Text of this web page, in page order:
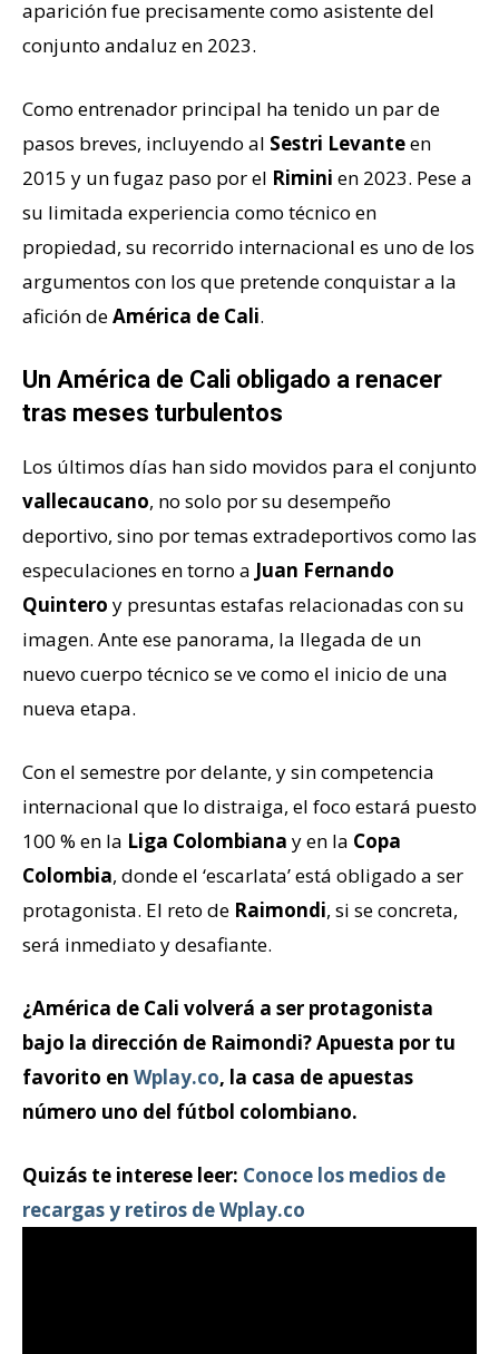
aparición fue precisamente como asistente del
conjunto andaluz en 2023.
Como entrenador principal ha tenido un par de
pasos breves, incluyendo al Sestri Levanteen
2015 y un fugaz paso por el Rimini en 2023. Pese a
su limitada experiencia como técnico en
propiedad, su recorrido internacional es uno de los
argumentos con los que pretende conquistar a la
afición deAmérica de Cali.
Un América de Cali obligado a renacer
tras meses turbulentos
Los últimos días han sido movidos para el conjunto
vallecaucano, no solo por su desempeño
deportivo, sino por temas extradeportivos como las
especulaciones en torno a Juan Fernando
Quintero y presuntas estafas relacionadas con su
imagen. Ante ese panorama, la llegada de un
nuevo cuerpo técnico se ve como el inicio de una
nueva etapa.
Con el semestre por delante, y sin competencia
internacional que lo distraiga, el foco estará puesto
100 % en la Liga Colombiana y en la Copa
Colombia, donde el ‘escarlata’ está obligado a ser
protagonista. El reto de Raimondi, si se concreta,
será inmediato y desafiante.
¿América de Cali volverá a ser protagonista
bajo la dirección de Raimondi? Apuesta por tu
favorito en Wplay.co, la casa de apuestas
número uno del fútbol colombiano.
Quizás te interese leer: Conoce los medios de
recargas y retiros de Wplay.co